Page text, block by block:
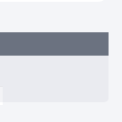
272 м